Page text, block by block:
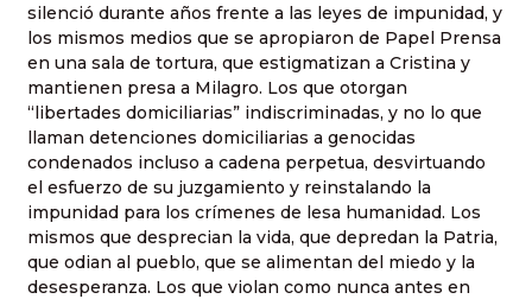
silenció durante años frente a las leyes de impunidad, y
los mismos medios que se apropiaron de Papel Prensa
en una sala de tortura, que estigmatizan a Cristina y
mantienen presa a Milagro. Los que otorgan
“libertades domiciliarias” indiscriminadas, y no lo que
llaman detenciones domiciliarias a genocidas
condenados incluso a cadena perpetua, desvirtuando
el esfuerzo de su juzgamiento y reinstalando la
impunidad para los crímenes de lesa humanidad. Los
mismos que desprecian la vida, que depredan la Patria,
que odian al pueblo, que se alimentan del miedo y la
desesperanza. Los que violan como nunca antes en